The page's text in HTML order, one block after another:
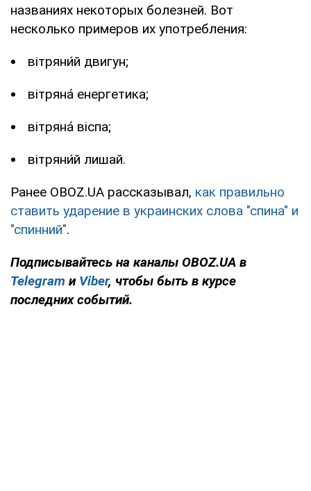
названиях некоторых болезней. Вот
несколько примеров их употребления:
вітряни́й двигун;
вітрянá енергетика;
вітрянá віспа;
вітряни́й лишай.
Ранее OBOZ.UA рассказывал, как правильно
ставить ударение в украинских слова "спина" и
"спинний".
Подписывайтесь на каналы OBOZ.UA в
Telegram и Viber, чтобы быть в курсе
последних событий.